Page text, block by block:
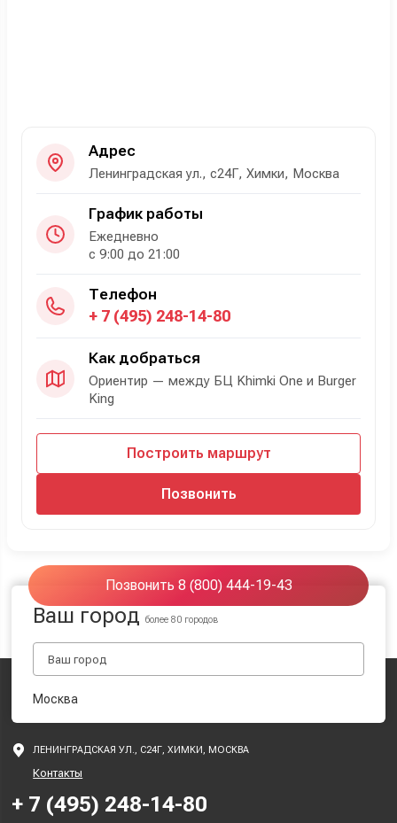
Адрес
Ленинградская ул., с24Г, Химки, Москва
График работы
Ежедневно
с 9:00 до 21:00
Телефон
+ 7 (495) 248-14-80
Как добраться
Ориентир — между БЦ Khimki One и Burger
King
Построить маршрут
Позвонить
Позвонить 8 (800) 444-19-43
Ваш городболее 80 городов
Москва
ЛЕНИНГРАДСКАЯ УЛ., С24Г, ХИМКИ, МОСКВА
Контакты
+ 7 (495) 248-14-80